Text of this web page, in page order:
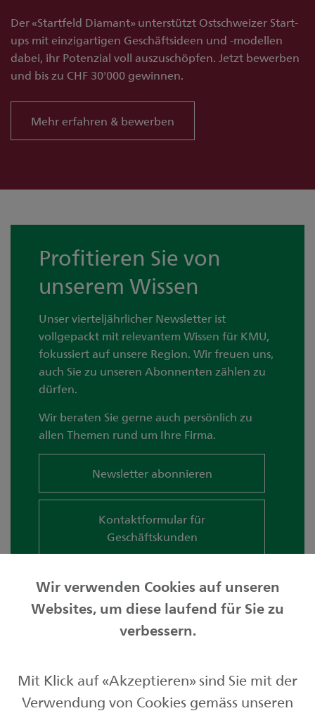
Der «Startfeld Diamant» unterstützt Ostschweizer Start-
ups mit einzigartigen Geschäftsideen und -modellen
dabei, ihr Potenzial voll auszuschöpfen. Jetzt bewerben
und bis zu CHF 30'000 gewinnen.
Mehr erfahren & bewerben
Profitieren Sie von
unserem Wissen
Unser vierteljährlicher Newsletter ist
vollgepackt mit relevantem Wissen für KMU,
fokussiert auf unsere Region. Wir freuen uns,
auch Sie zu unseren Abonnenten zählen zu
dürfen.
Wir beraten Sie gerne auch persönlich zu
allen Themen rund um Ihre Firma.
Newsletter abonnieren
Kontaktformular für
Geschäftskunden
Privatkunden
Börse und Märkte
Wir verwenden Cookies auf unseren
Websites, um diese laufend für Sie zu
verbessern.
Mit Klick auf «Akzeptieren» sind Sie mit der
Verwendung von Cookies gemäss unseren